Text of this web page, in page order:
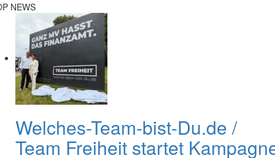
NEWS
Welches-Team-bist-Du.de /
Team Freiheit startet